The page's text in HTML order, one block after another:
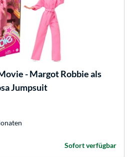
- Margot Robbie als
Jumpsuit
Sofort verfügbar